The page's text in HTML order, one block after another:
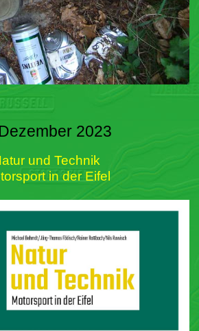
2023
und Technik
in der Eifel